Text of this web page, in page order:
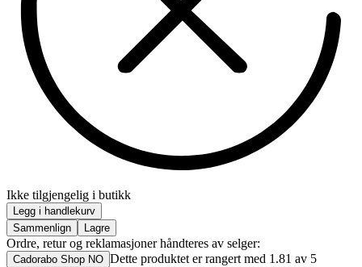
Ikke tilgjengelig i butikk
Legg i handlekurv
Sammenlign
Lagre
Ordre, retur og reklamasjoner håndteres av selger:
Cadorabo Shop NO Dette produktet er rangert med 1.81 av 5